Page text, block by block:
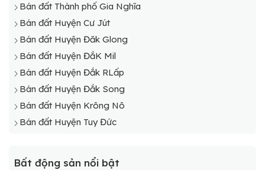
Bán đất Thành phố Gia Nghĩa
Bán đất Huyện Cư Jút
Bán đất Huyện Đăk Glong
Bán đất Huyện ĐắK Mil
Bán đất Huyện Đắk RLấp
Bán đất Huyện Đắk Song
Bán đất Huyện Krông Nô
Bán đất Huyện Tuy Đức
Bất động sản nổi bật